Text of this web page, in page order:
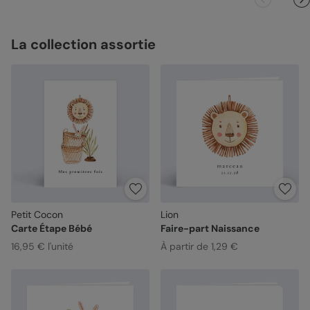
La collection assortie
Petit Cocon
Carte Étape Bébé
16,95 € l'unité
Lion
Faire-part Naissance
À partir de 1,29 €